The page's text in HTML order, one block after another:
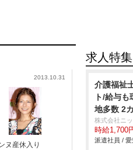
2013.10.31
ヌ産休入り
求人特集
介護福祉
ト/給与
地多数 2
株式会社ニ
時給1,700
派遣社員 / 愛